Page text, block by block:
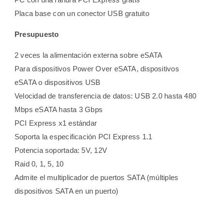
Placa base con un conector USB gratuito
Presupuesto
2 veces la alimentación externa sobre eSATA
Para dispositivos Power Over eSATA, dispositivos
eSATA o dispositivos USB
Velocidad de transferencia de datos: USB 2.0 hasta 480
Mbps eSATA hasta 3 Gbps
PCI Express x1 estándar
Soporta la especificación PCI Express 1.1
Potencia soportada: 5V, 12V
Raid 0, 1, 5, 10
Admite el multiplicador de puertos SATA (múltiples
dispositivos SATA en un puerto)